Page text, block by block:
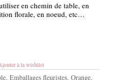
en chemin de table, en
florale, en noeud, etc…
à la wishlist
, Emballages fleuristes, Orange,